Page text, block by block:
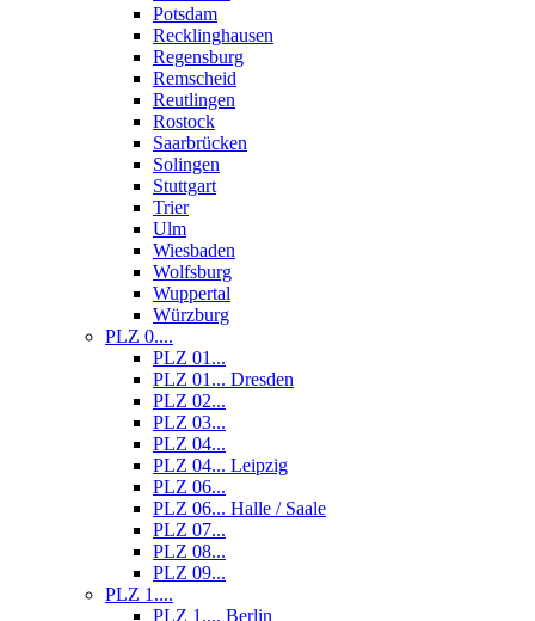
Potsdam
Recklinghausen
Regensburg
Remscheid
Reutlingen
Rostock
Saarbrücken
Solingen
Stuttgart
Trier
Ulm
Wiesbaden
Wolfsburg
Wuppertal
Würzburg
PLZ 0....
PLZ 01...
PLZ 01... Dresden
PLZ 02...
PLZ 03...
PLZ 04...
PLZ 04... Leipzig
PLZ 06...
PLZ 06... Halle / Saale
PLZ 07...
PLZ 08...
PLZ 09...
PLZ 1....
PLZ 1.... Berlin